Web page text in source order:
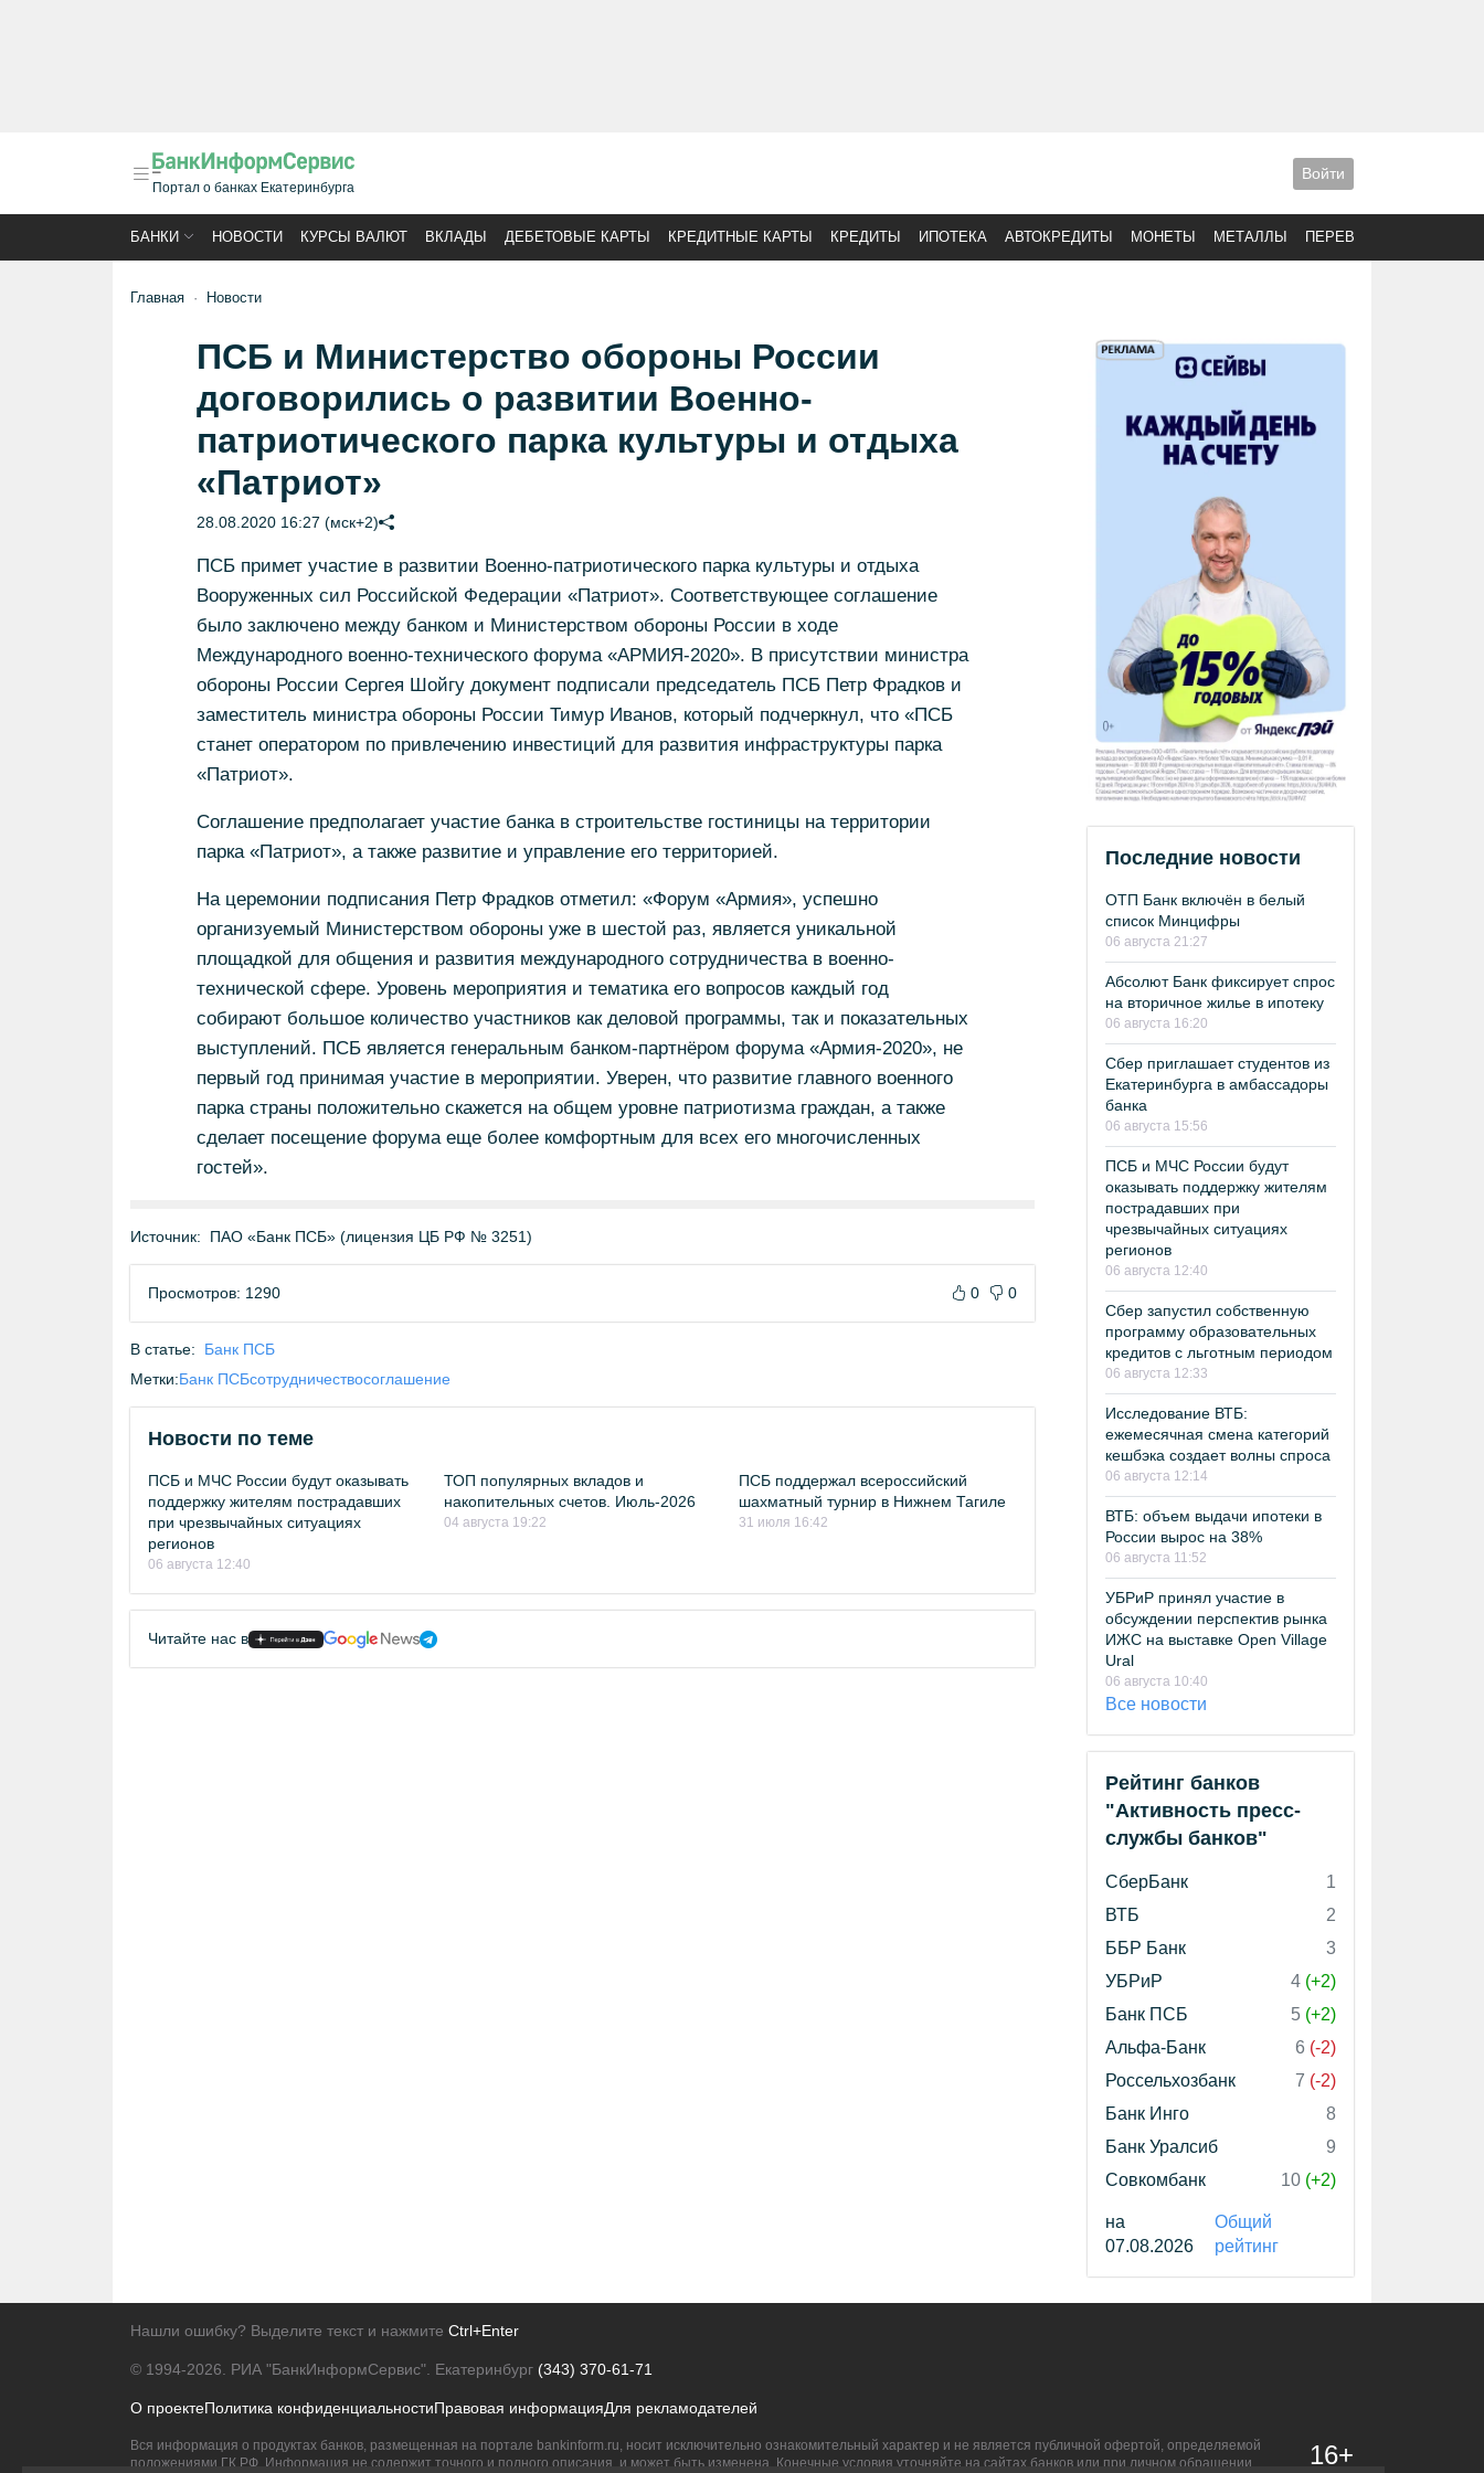
Портал о банках Екатеринбурга
Войти
БАНКИ НОВОСТИ КУРСЫ ВАЛЮТ ВКЛАДЫ ДЕБЕТОВЫЕ КАРТЫ КРЕДИТНЫЕ КАРТЫ КРЕДИТЫ ИПОТЕКА АВТОКРЕДИТЫ МОНЕТЫ МЕТАЛЛЫ ПЕРЕВОДЫ
Главная Новости
ПСБ и Министерство обороны России
договорились о развитии Военно-
патриотического парка культуры и отдыха
«Патриот»
28.08.2020 16:27 (мск+2)
ПСБ примет участие в развитии Военно-патриотического парка культуры и отдыха
Вооруженных сил Российской Федерации «Патриот». Соответствующее соглашение
было заключено между банком и Министерством обороны России в ходе
Международного военно-технического форума «АРМИЯ-2020». В присутствии министра
обороны России Сергея Шойгу документ подписали председатель ПСБ Петр Фрадков и
заместитель министра обороны России Тимур Иванов, который подчеркнул, что «ПСБ
станет оператором по привлечению инвестиций для развития инфраструктуры парка
«Патриот».
Соглашение предполагает участие банка в строительстве гостиницы на территории
парка «Патриот», а также развитие и управление его территорией.
На церемонии подписания Петр Фрадков отметил: «Форум «Армия», успешно
организуемый Министерством обороны уже в шестой раз, является уникальной
площадкой для общения и развития международного сотрудничества в военно-
технической сфере. Уровень мероприятия и тематика его вопросов каждый год
собирают большое количество участников как деловой программы, так и показательных
выступлений. ПСБ является генеральным банком-партнёром форума «Армия-2020», не
первый год принимая участие в мероприятии. Уверен, что развитие главного военного
парка страны положительно скажется на общем уровне патриотизма граждан, а также
сделает посещение форума еще более комфортным для всех его многочисленных
гостей».
Источник: ПАО «Банк ПСБ» (лицензия ЦБ РФ № 3251)
Просмотров: 1290 0 0
В статье:
Банк ПСБ
Метки:Банк ПСБсотрудничествосоглашение
Новости по теме
ПСБ и МЧС России будут оказывать
поддержку жителям пострадавших
при чрезвычайных ситуациях
регионов
06 августа 12:40
ТОП популярных вкладов и
накопительных счетов. Июль-2026
04 августа 19:22
ПСБ поддержал всероссийский
шахматный турнир в Нижнем Тагиле
31 июля 16:42
Читайте нас в
Последние новости
ОТП Банк включён в белый
список Минцифры
06 августа 21:27
Абсолют Банк фиксирует спрос
на вторичное жилье в ипотеку
06 августа 16:20
Сбер приглашает студентов из
Екатеринбурга в амбассадоры
банка
06 августа 15:56
ПСБ и МЧС России будут
оказывать поддержку жителям
пострадавших при
чрезвычайных ситуациях
регионов
06 августа 12:40
Сбер запустил собственную
программу образовательных
кредитов с льготным периодом
06 августа 12:33
Исследование ВТБ:
ежемесячная смена категорий
кешбэка создает волны спроса
06 августа 12:14
ВТБ: объем выдачи ипотеки в
России вырос на 38%
06 августа 11:52
УБРиР принял участие в
обсуждении перспектив рынка
ИЖС на выставке Open Village
Ural
06 августа 10:40
Все новости
Рейтинг банков
"Активность пресс-
службы банков"
СберБанк
1
ВТБ
2
ББР Банк
3
УБРиР
4 (+2)
Банк ПСБ
5 (+2)
Альфа-Банк
6 (-2)
Россельхозбанк
7 (-2)
Банк Инго
8
Банк Уралсиб
9
Совкомбанк
10 (+2)
на
07.08.2026
Общий
рейтинг
Нашли ошибку? Выделите текст и нажмите Ctrl+Enter
© 1994-2026. РИА "БанкИнформСервис". Екатеринбург (343) 370-61-71
О проектеПолитика конфиденциальностиПравовая информацияДля рекламодателей
Вся информация о продуктах банков, размещенная на портале bankinform.ru, носит исключительно ознакомительный характер и не является публичной офертой, определяемой
положениями ГК РФ. Информация не содержит точного и полного описания, и может быть изменена. Конечные условия уточняйте на сайтах банков или при личном обращении.
16+